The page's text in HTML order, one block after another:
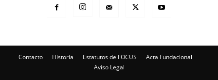
Contacto Historia Estatutos de FOCUS
Acta Fundacional
Aviso Legal